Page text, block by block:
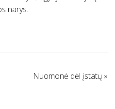
narys.
Nuomonė dėl įstatų »